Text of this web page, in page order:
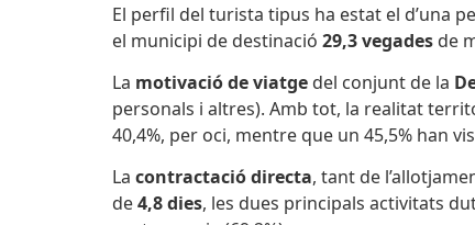
El perfil del turista tipus ha estat el d’una
el municipi de destinació 29,3 vegades de
La motivació de viatge del conjunt de la
personals i altres). Amb tot, la realitat
40,4%, per oci, mentre que un 45,5% han
La contractació directa, tant de
de4,8 dies, les dues principals activitats